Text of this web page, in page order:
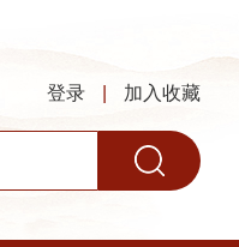
登录 加入收藏